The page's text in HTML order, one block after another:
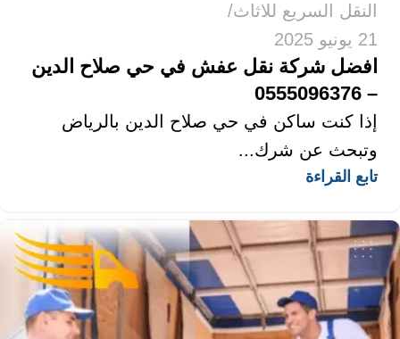
النقل السريع للاثاث
21 يونيو 2025
افضل شركة نقل عفش في حي صلاح الدين
– 0555096376
إذا كنت ساكن في حي صلاح الدين بالرياض
وتبحث عن شرك...
تابع القراءة